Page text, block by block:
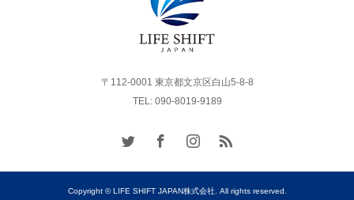
〒112-0001 東京都文京区白山5-8-8
TEL: 090-8019-9189
Copyright © LIFE SHIFT JAPAN株式会社. All rights reserved.